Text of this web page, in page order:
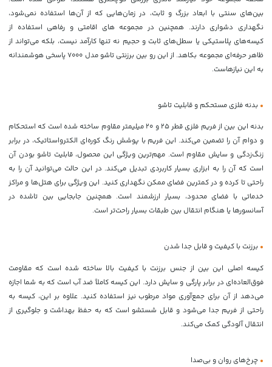
بین‌های سنتی با ابعاد بزرگ و ثابت، در زمان‌هایی که از آن‌ها استفاده نمی‌شود،
نگهداری دشواری دارند. همچنین در مجموعه های اقامتی و رفاهی استفاده از
کیسه‌های پلاستیکی یا سطل‌های ثابت و حجیم نه تنها کارآمد نیست، بلکه می‌تواند از
ظاهر حرفه‌ای مجموعه بکاهد. از این رو بین برزنتی تاشو مدل 7000 پاسخی هوشمندانه
به این نیازهاست.
•بدنه فلزی مستحکم و قابلیت تاشو
بدنه این بین از فریم فلزی قطر 25 و 20 میلیمتر مقاوم ساخته شده است که استحکام
و دوام آن را تضمین می‌کند. این فریم با پوشش رنگ کوره‌ای الکترواستاتیک، در برابر
زنگ‌زدگی و سایش مقاوم است. مهم‌ترین ویژگی این محصول، قابلیت تاشو بودن آن
است که آن را به ابزاری بسیار کاربردی تبدیل می‌کند. در این حالت می‌توانید آن را به
راحتی تا کرده و در کمترین فضای ممکن نگهداری کنید. این ویژگی برای هتل‌ها و مراکز
خدماتی با فضای محدود، بسیار ارزشمند است. همچنین جابجایی بین تاشده در
آسانسورها یا هنگام انتقال بین طبقات بسیار راحت‌تر است.
•برزنت با کیفیت و قابل جدا شدن
کیسه اصلی این بین از جنس برزنت با کیفیت بالا ساخته شده است که مقاومت
فوق‌العاده‌ای در برابر پارگی و سایش دارد. این کیسه کاملاً ضد آب است که به شما اجازه
می‌دهد از آن برای جمع‌آوری مواد مرطوب نیز استفاده کنید. علاوه بر این، کیسه به
راحتی از فریم جدا می‌شود و قابل شستشو است که به حفظ بهداشت و جلوگیری از
انتقال آلودگی کمک می‌کند.
•چرخ‌های روان و بی‌صدا